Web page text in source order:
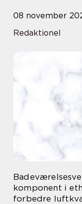
08 november
Redaktionel
komponent i
forbedre